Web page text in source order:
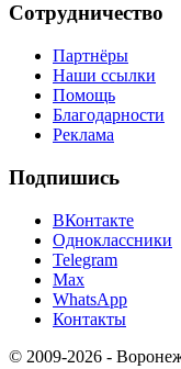
Сотрудничество
Партнёры
Наши ссылки
Помощь
Благодарности
Реклама
Подпишись
ВКонтакте
Одноклассники
Telegram
Max
WhatsApp
Контакты
© 2009-2026 -